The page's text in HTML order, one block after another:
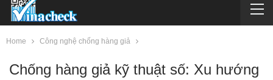
Home Công nghệ chống hàng giả
Chống hàng giả kỹ thuật số: Xu hướng